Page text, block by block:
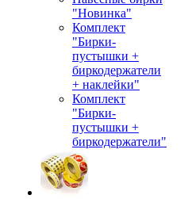
"Новинка"
Комплект
"Бирки-
пустышки +
биркодержатели
+ наклейки"
Комплект
"Бирки-
пустышки +
биркодержатели"